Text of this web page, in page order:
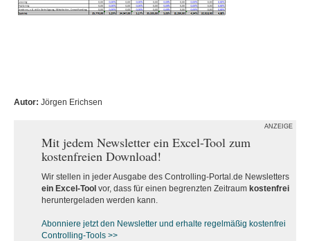
Autor: Jörgen Erichsen
ANZEIGE
Mit jedem Newsletter ein Excel-Tool zum
kostenfreien Download!
Wir stellen in jeder Ausgabe des Controlling-Portal.de Newsletters
ein Excel-Tool vor, dass für einen begrenzten Zeitraum kostenfrei
heruntergeladen werden kann.
Abonniere jetzt den Newsletter und erhalte regelmäßig kostenfrei
Controlling-Tools >>